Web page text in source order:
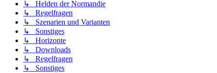
↳ Helden der Normandie
↳ Regelfragen
↳ Szenarien und Varianten
↳ Sonstiges
↳ Horizonte
↳ Downloads
↳ Regelfragen
↳ Sonstiges